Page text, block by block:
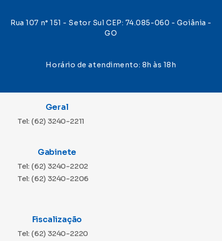
Rua 107 n° 151 - Setor Sul CEP: 74.085-060 - Goiânia -
GO
Horário de atendimento: 8h às 18h
Geral
Tel: (62) 3240-2211
Gabinete
Tel: (62) 3240-2202
Tel: (62) 3240-2206
Fiscalização
Tel: (62) 3240-2220